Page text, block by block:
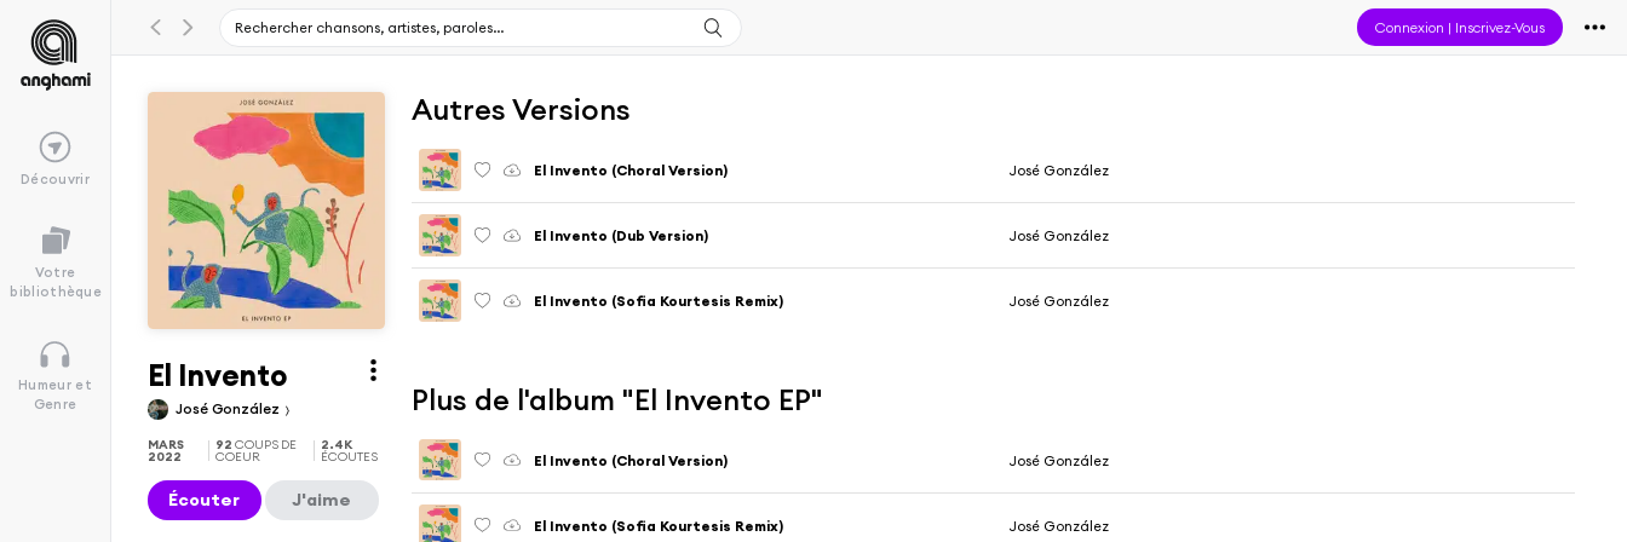
Connexion | Inscrivez-Vous
Découvrir
Votre
bibliothèque
Humeur et
Genre
El Invento
José González
MARS
2022
92COUPS DE
COEUR
2.4K
ÉCOUTES
Écouter J'aime
Autres Versions
El Invento (Choral Version) José González
El Invento (Dub Version) José González
El Invento (Sofia Kourtesis Remix) José González
Plus de l'album "El Invento EP"
El Invento (Choral Version) José González
El Invento (Sofia Kourtesis Remix) José González